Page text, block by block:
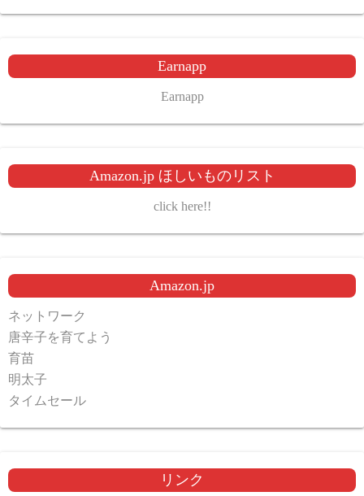
送
Earnapp
Earnapp
Amazon.jp ほしいものリスト
click here!!
Amazon.jp
ネットワーク
唐辛子を育てよう
育苗
明太子
タイムセール
リンク